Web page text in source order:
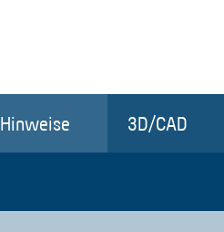
Hinweise 3D/CAD